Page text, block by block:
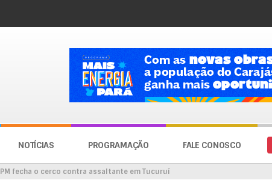
NOTÍCIAS PROGRAMAÇÃO FALE CONOSCO
PM fecha o cerco contra assaltante em Tucuruí